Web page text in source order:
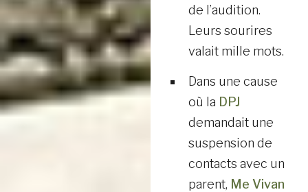
de l’audition.
Leurs sourires
valait mille mots.
Dans une cause
où la DPJ
demandait une
suspension de
contacts avec un
parent, Me Vivan